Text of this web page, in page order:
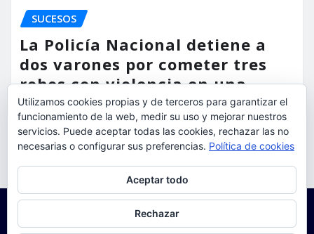
SUCESOS
La Policía Nacional detiene a
dos varones por cometer tres
robos con violencia en una
misma mañana
torrent al dia Ago 7, 2026
Utilizamos cookies propias y de terceros para garantizar el
funcionamiento de la web, medir su uso y mejorar nuestros
servicios. Puede aceptar todas las cookies, rechazar las no
necesarias o configurar sus preferencias. Política de cookies
Aceptar todo
Rechazar
Para obtener más información, incluido cómo gestionar las cookies,